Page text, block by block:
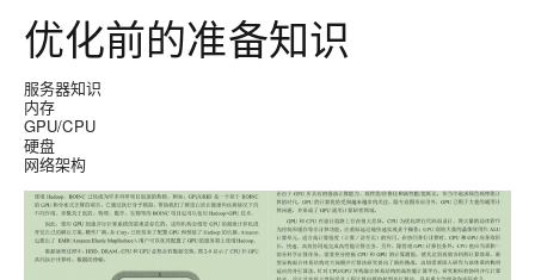
优化前的准备知识
服务器知识
内存
GPU/CPU
硬盘
网络架构